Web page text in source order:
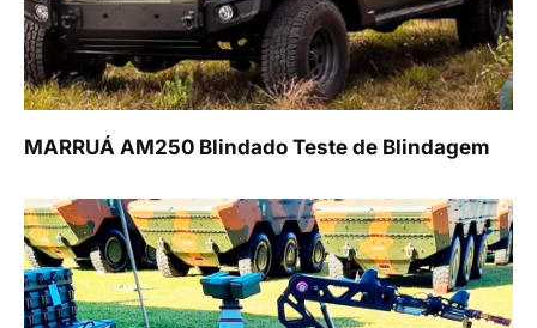
MARRUÁ AM250 Blindado Teste de Blindagem